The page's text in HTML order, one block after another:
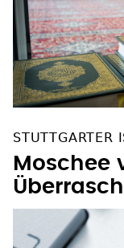
STUTTGARTER
Moschee